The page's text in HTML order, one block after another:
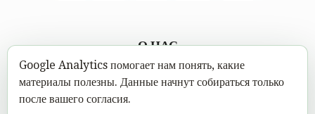
О НАС
Каждому под силу научиться вкусно готовить, а в
современном мире это можно сделать не выходя из дома.
Google Analytics помогает нам понять, какие
материалы полезны. Данные начнут собираться только
после вашего согласия.